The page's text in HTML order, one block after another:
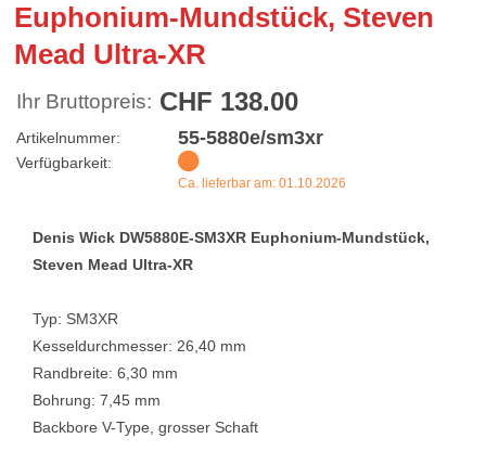
Euphonium-Mundstück, Steven
Mead Ultra-XR
Ihr Bruttopreis: CHF 138.00
Artikelnummer: 55-5880e/sm3xr
Verfügbarkeit:
Ca. lieferbar am: 01.10.2026
Denis Wick DW5880E-SM3XR Euphonium-Mundstück,
Steven Mead Ultra-XR
Typ: SM3XR
Kesseldurchmesser: 26,40 mm
Randbreite: 6,30 mm
Bohrung: 7,45 mm
Backbore V-Type, grosser Schaft